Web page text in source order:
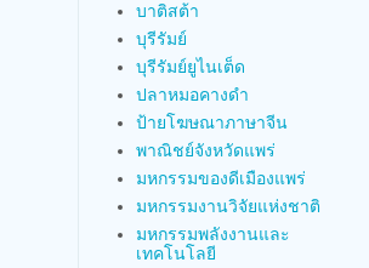
บาติสต้า
บุรีรัมย์
บุรีรัมย์ยูไนเต็ด
ปลาหมอคางดำ
ป้ายโฆษณาภาษาจีน
พาณิชย์จังหวัดแพร่
มหกรรมของดีเมืองแพร่
มหกรรมงานวิจัยแห่งชาติ
มหกรรมพลังงานและ
เทคโนโลยี